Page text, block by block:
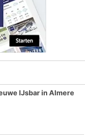
IJsbar in Almere